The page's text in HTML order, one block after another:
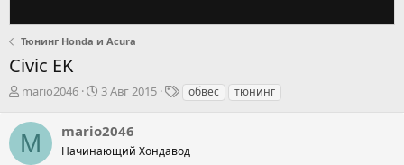
Тюнинг Honda и Acura
Civic EK
А
т
о
р
mario2046
Д
а
н
3 Авг 2015
Т обвес тюнинг
M mario2046
Начинающий Хондавод